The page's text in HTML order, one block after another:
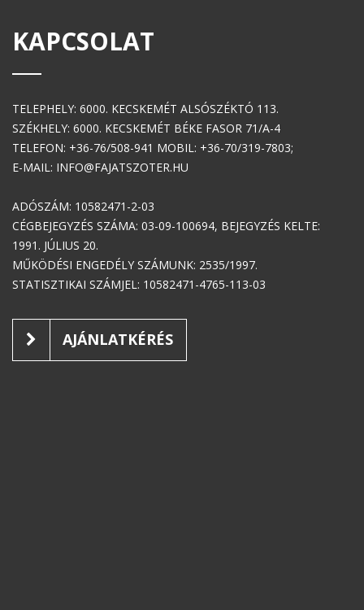
KAPCSOLAT
TELEPHELY: 6000. KECSKEMÉT ALSÓSZÉKTÓ 113.
SZÉKHELY: 6000. KECSKEMÉT BÉKE FASOR 71/A-4
TELEFON: +36-76/508-941 MOBIL: +36-70/319-7803;
E-MAIL: INFO@FAJATSZOTER.HU
ADÓSZÁM: 10582471-2-03
CÉGBEJEGYZÉS SZÁMA: 03-09-100694, BEJEGYZÉS KELTE:
1991. JÚLIUS 20.
MŰKÖDÉSI ENGEDÉLY SZÁMUNK: 2535/1997.
STATISZTIKAI SZÁMJEL: 10582471-4765-113-03
AJÁNLATKÉRÉS